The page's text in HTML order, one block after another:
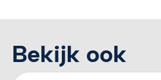
Bekijk ook